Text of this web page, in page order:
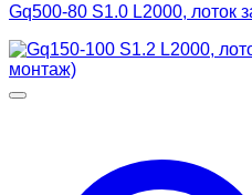
Gq500-80 S1.0 L2000, лоток